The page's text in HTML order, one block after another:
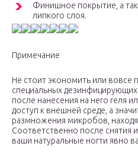
Финишное покрытие, а
липкого слоя.
Примечание
Не стоит экономить или вовсе
специальных
после нанесения на него геля
доступ к внешней среде, а
размножения микробов,
Соответственно после снятия
ваши натуральные ногти явно